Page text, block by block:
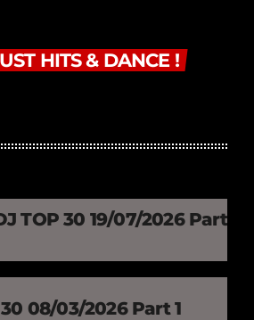
HITS & DANCE !
30 19/07/2026 Part
The DJ TOP 30 08/03/2026 Part 1